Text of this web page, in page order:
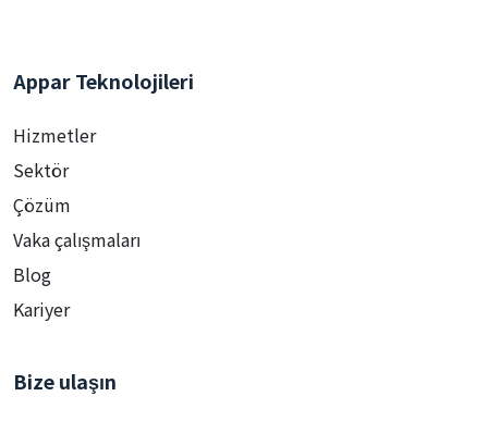
Appar Teknolojileri
Hizmetler
Sektör
Çözüm
Vaka çalışmaları
Blog
Kariyer
Bize ulaşın